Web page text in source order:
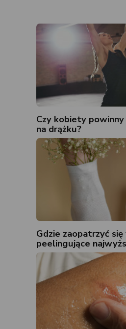
Czy kobiety
na drążku?
Gdzie zaopatrzyć
peelingujące